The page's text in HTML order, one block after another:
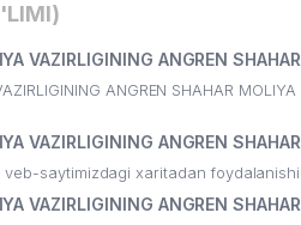
VAZIRLIGINING ANGREN
ANGREN SHAHAR
VAZIRLIGINING ANGREN
saytimizdagi xaritadan
VAZIRLIGINING ANGREN